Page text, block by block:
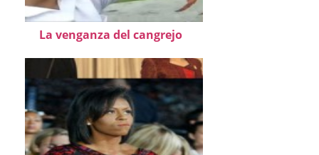
La venganza del cangrejo